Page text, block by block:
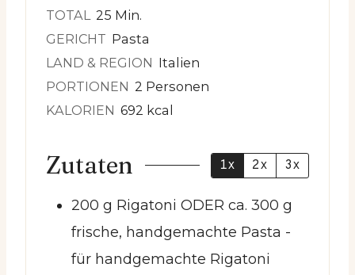
TOTAL 25 Minuten
Min.
GERICHT Pasta
LAND & REGION Italien
PORTIONEN 2 Personen
KALORIEN 692 kcal
Zutaten 1x 2x 3x
200 g Rigatoni ODER ca. 300 g
frische, handgemachte Pasta -
für handgemachte Rigatoni